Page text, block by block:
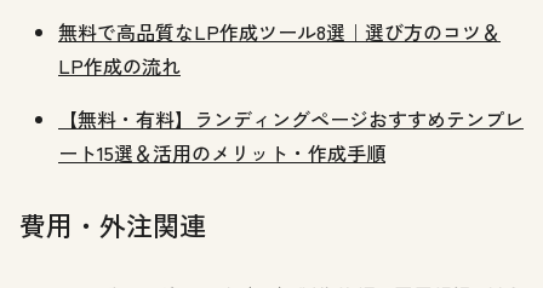
無料で高品質なLP作成ツール8選｜選び方のコツ＆
LP作成の流れ
【無料・有料】ランディングページおすすめテンプレ
ート15選＆活用のメリット・作成手順
費用・外注関連